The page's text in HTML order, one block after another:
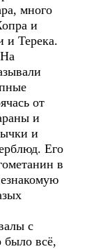
много
и
и Терека.
от
и
и
Его
в
с
было всё,